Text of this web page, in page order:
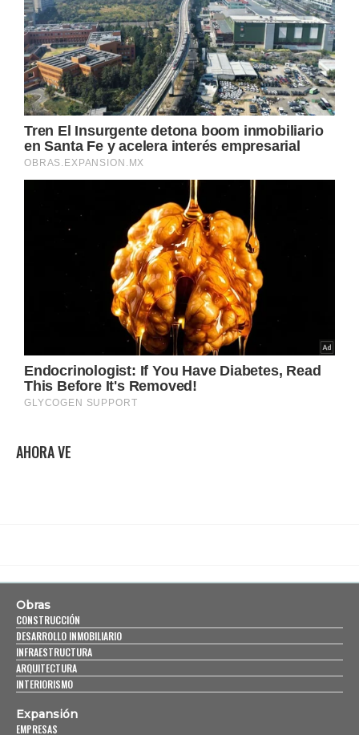
AHORA VE
Obras
CONSTRUCCIÓN
DESARROLLO INMOBILIARIO
INFRAESTRUCTURA
ARQUITECTURA
INTERIORISMO
Expansión
EMPRESAS